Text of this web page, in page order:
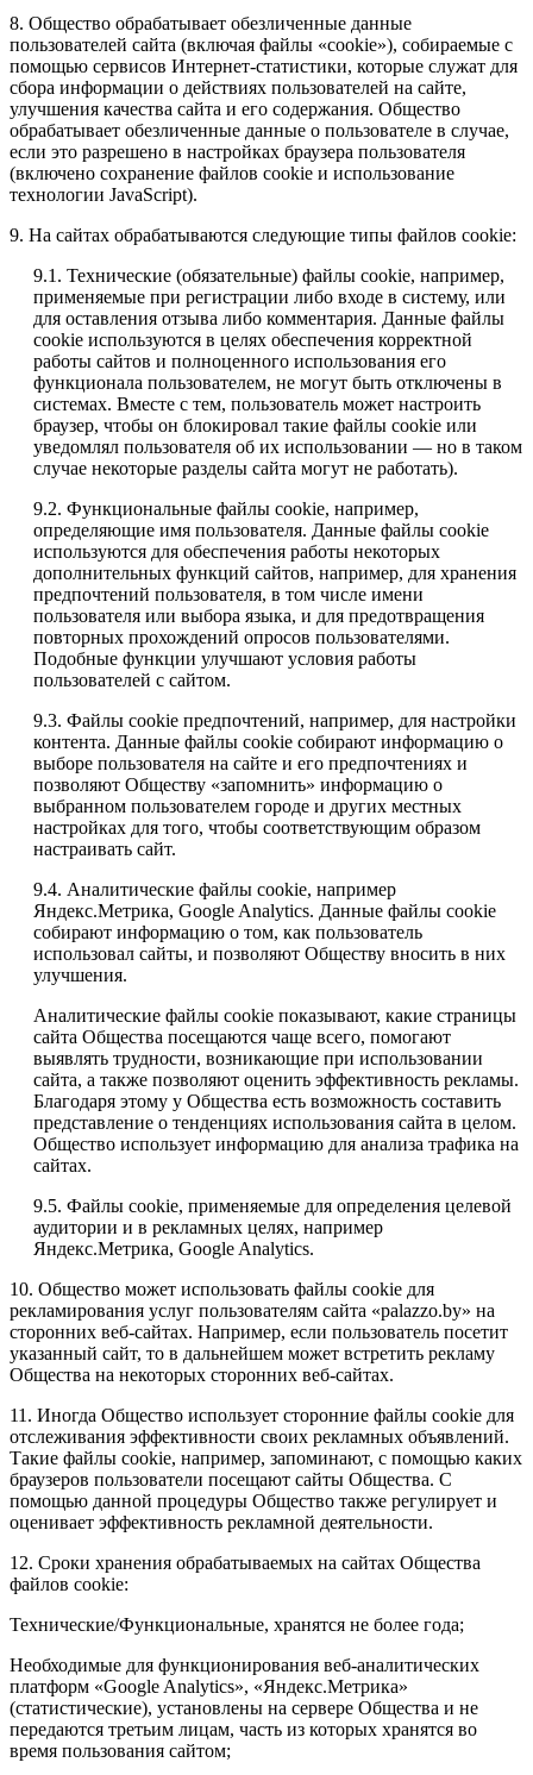
8. Общество обрабатывает обезличенные данные
пользователей сайта (включая файлы «cookie»), собираемые с
помощью сервисов Интернет-статистики, которые служат для
сбора информации о действиях пользователей на сайте,
улучшения качества сайта и его содержания. Общество
обрабатывает обезличенные данные о пользователе в случае,
если это разрешено в настройках браузера пользователя
(включено сохранение файлов cookie и использование
технологии JavaScript).
9. На сайтах обрабатываются следующие типы файлов cookie:
9.1. Технические (обязательные) файлы cookie, например,
применяемые при регистрации либо входе в систему, или
для оставления отзыва либо комментария. Данные файлы
cookie используются в целях обеспечения корректной
работы сайтов и полноценного использования его
функционала пользователем, не могут быть отключены в
системах. Вместе с тем, пользователь может настроить
браузер, чтобы он блокировал такие файлы сookie или
уведомлял пользователя об их использовании — но в таком
случае некоторые разделы сайта могут не работать).
9.2. Функциональные файлы cookie, например,
определяющие имя пользователя. Данные файлы cookie
используются для обеспечения работы некоторых
дополнительных функций сайтов, например, для хранения
предпочтений пользователя, в том числе имени
пользователя или выбора языка, и для предотвращения
повторных прохождений опросов пользователями.
Подобные функции улучшают условия работы
пользователей с сайтом.
9.3. Файлы cookie предпочтений, например, для настройки
контента. Данные файлы cookie собирают информацию о
выборе пользователя на сайте и его предпочтениях и
позволяют Обществу «запомнить» информацию о
выбранном пользователем городе и других местных
настройках для того, чтобы соответствующим образом
настраивать сайт.
9.4. Аналитические файлы cookie, например
Яндекс.Метрика, Google Analytics. Данные файлы cookie
собирают информацию о том, как пользователь
использовал сайты, и позволяют Обществу вносить в них
улучшения.
Аналитические файлы cookie показывают, какие страницы
сайта Общества посещаются чаще всего, помогают
выявлять трудности, возникающие при использовании
сайта, а также позволяют оценить эффективность рекламы.
Благодаря этому у Общества есть возможность составить
представление о тенденциях использования сайта в целом.
Общество использует информацию для анализа трафика на
сайтах.
9.5. Файлы cookie, применяемые для определения целевой
аудитории и в рекламных целях, например
Яндекс.Метрика, Google Analytics.
10. Общество может использовать файлы cookie для
рекламирования услуг пользователям сайта «palazzo.by» на
сторонних веб-сайтах. Например, если пользователь посетит
указанный сайт, то в дальнейшем может встретить рекламу
Общества на некоторых сторонних веб-сайтах.
11. Иногда Общество использует сторонние файлы cookie для
отслеживания эффективности своих рекламных объявлений.
Такие файлы cookie, например, запоминают, с помощью каких
браузеров пользователи посещают сайты Общества. С
помощью данной процедуры Общество также регулирует и
оценивает эффективность рекламной деятельности.
12. Сроки хранения обрабатываемых на сайтах Общества
файлов cookie:
Технические/Функциональные, хранятся не более года;
Необходимые для функционирования веб-аналитических
платформ «Google Analytics», «Яндекс.Метрика»
(статистические), установлены на сервере Общества и не
передаются третьим лицам, часть из которых хранятся во
время пользования сайтом;